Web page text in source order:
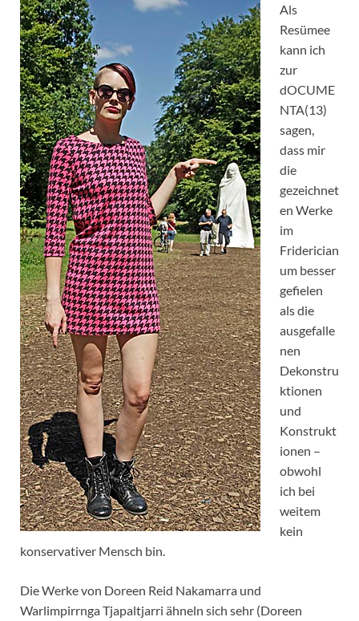
Als
Resümee
kann ich
zur
dOCUME
NTA(13)
sagen,
dass mir
die
gezeichnet
en Werke
im
Friderician
um besser
gefielen
als die
ausgefalle
nen
Dekonstru
ktionen
und
Konstrukt
ionen –
obwohl
ich bei
weitem
kein
konservativer Mensch bin.
Die Werke von Doreen Reid Nakamarra und
Warlimpirrnga Tjapaltjarri ähneln sich sehr (Doreen